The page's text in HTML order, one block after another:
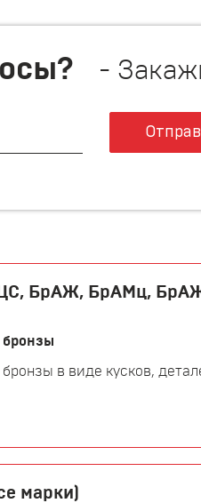
-
БрАЖ, БрАМц,
в виде кусков,
марки)